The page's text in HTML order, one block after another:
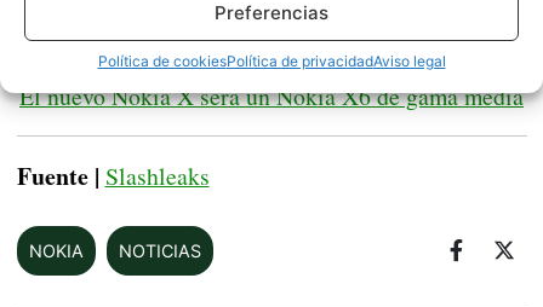
Preferencias
Política de cookiesPolítica de privacidadAviso legal
El nuevo Nokia X será un Nokia X6 de gama media
Fuente | Slashleaks
NOKIA NOTICIAS